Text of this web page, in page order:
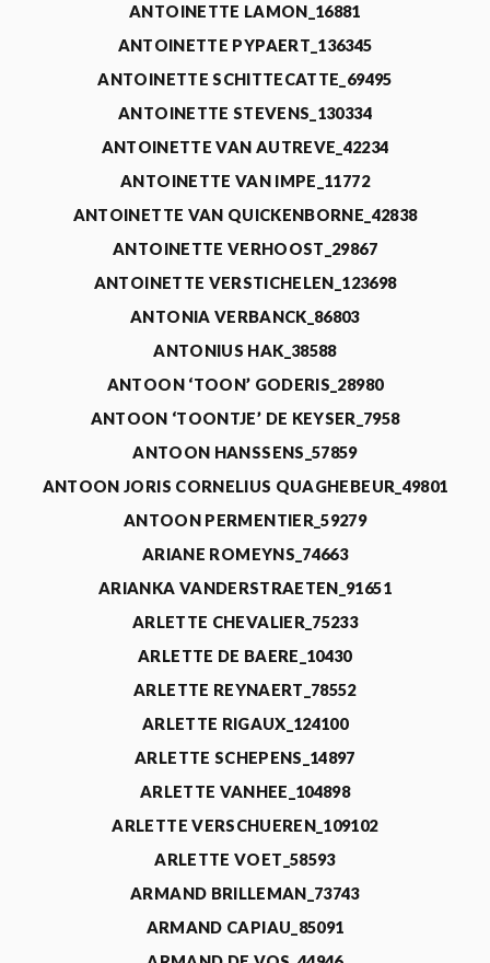
ANTOINETTE LAMON_16881
ANTOINETTE PYPAERT_136345
ANTOINETTE SCHITTECATTE_69495
ANTOINETTE STEVENS_130334
ANTOINETTE VAN AUTREVE_42234
ANTOINETTE VAN IMPE_11772
ANTOINETTE VAN QUICKENBORNE_42838
ANTOINETTE VERHOOST_29867
ANTOINETTE VERSTICHELEN_123698
ANTONIA VERBANCK_86803
ANTONIUS HAK_38588
ANTOON ‘TOON’ GODERIS_28980
ANTOON ‘TOONTJE’ DE KEYSER_7958
ANTOON HANSSENS_57859
ANTOON JORIS CORNELIUS QUAGHEBEUR_49801
ANTOON PERMENTIER_59279
ARIANE ROMEYNS_74663
ARIANKA VANDERSTRAETEN_91651
ARLETTE CHEVALIER_75233
ARLETTE DE BAERE_10430
ARLETTE REYNAERT_78552
ARLETTE RIGAUX_124100
ARLETTE SCHEPENS_14897
ARLETTE VANHEE_104898
ARLETTE VERSCHUEREN_109102
ARLETTE VOET_58593
ARMAND BRILLEMAN_73743
ARMAND CAPIAU_85091